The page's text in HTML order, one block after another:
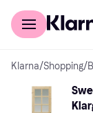
For kunder
Klarna/Shopping/